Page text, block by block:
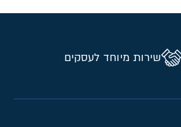
שירות מיוחד לעסקים